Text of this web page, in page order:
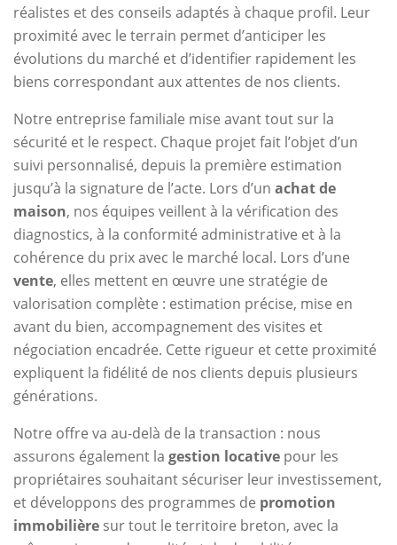
réalistes et des conseils adaptés à chaque profil. Leur
proximité avec le terrain permet d’anticiper les
évolutions du marché et d’identifier rapidement les
biens correspondant aux attentes de nos clients.
Notre entreprise familiale mise avant tout sur la
sécurité et le respect. Chaque projet fait l’objet d’un
suivi personnalisé, depuis la première estimation
jusqu’à la signature de l’acte. Lors d’un achat de
maison, nos équipes veillent à la vérification des
diagnostics, à la conformité administrative et à la
cohérence du prix avec le marché local. Lors d’une
vente, elles mettent en œuvre une stratégie de
valorisation complète : estimation précise, mise en
avant du bien, accompagnement des visites et
négociation encadrée. Cette rigueur et cette proximité
expliquent la fidélité de nos clients depuis plusieurs
générations.
Notre offre va au-delà de la transaction : nous
assurons également la gestion locative pour les
propriétaires souhaitant sécuriser leur investissement,
et développons des programmes de promotion
immobilière sur tout le territoire breton, avec la